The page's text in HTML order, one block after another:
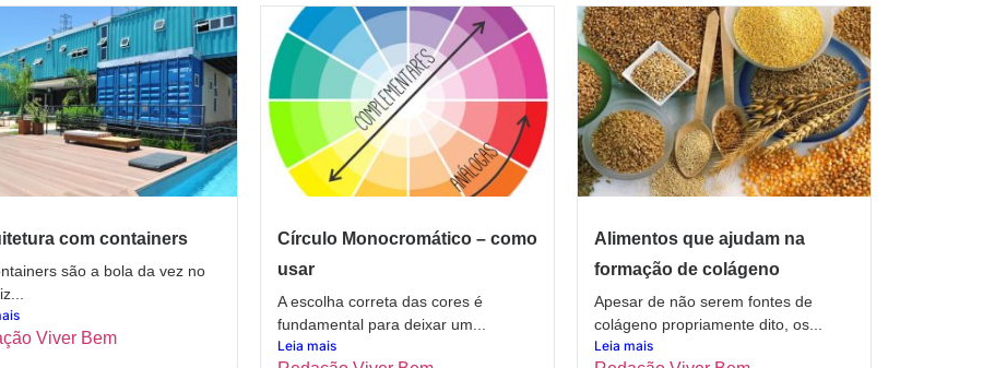
com containers
são a bola da vez no
Viver Bem
Círculo Monocromático – como
usar
A escolha correta das cores é
fundamental para deixar um...
Leia mais
Alimentos que ajudam na
formação de colágeno
Apesar de não serem fontes de
colágeno propriamente dito, os...
Leia mais